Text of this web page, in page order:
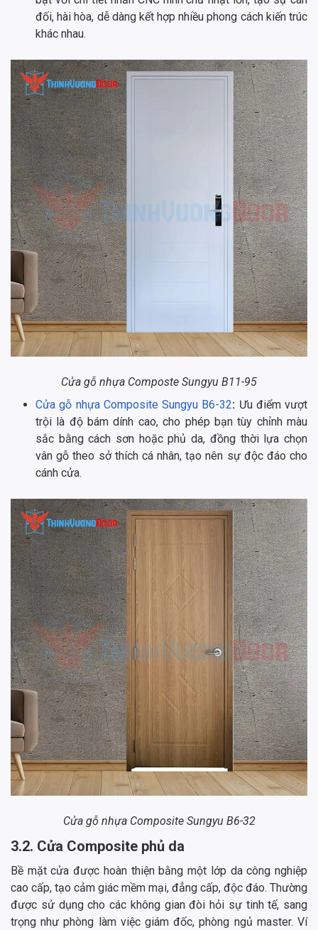
đối, hài hòa, dễ dàng kết hợp nhiều phong cách kiến trúc
khác nhau.
Cửa gỗ nhựa Composte Sungyu B11-95
Cửa gỗ nhựa Composite Sungyu B6-32: Ưu điểm vượt
trội là độ bám dính cao, cho phép bạn tùy chỉnh màu
sắc bằng cách sơn hoặc phủ da, đồng thời lựa chọn
vân gỗ theo sở thích cá nhân, tạo nên sự độc đáo cho
cánh cửa.
Cửa gỗ nhựa Composite Sungyu B6-32
3.2. Cửa Composite phủ da
Bề mặt cửa được hoàn thiện bằng một lớp da công nghiệp
cao cấp, tạo cảm giác mềm mại, đẳng cấp, độc đáo. Thường
được sử dụng cho các không gian đòi hỏi sự tinh tế, sang
trọng như phòng làm việc giám đốc, phòng ngủ master. Ví